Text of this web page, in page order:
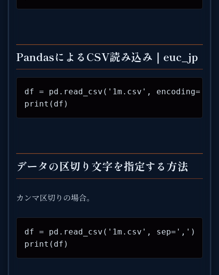
PandasによるCSV読み込み｜euc_jp
df = pd.read_csv('1m.csv',
print(df)
データの区切り文字を指定する方法
カンマ区切りの場合。
df = pd.read_csv('1m.csv', sep=',')
print(df)